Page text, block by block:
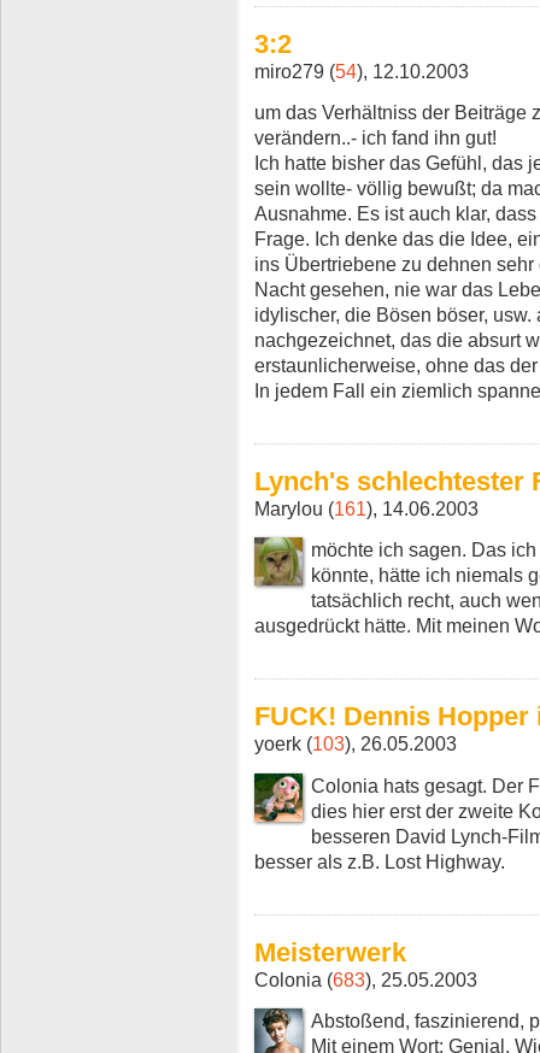
3:2
miro279 (54), 12.10.2003
um das Verhältniss der Beiträge
verändern..- ich fand ihn gut!
Ich hatte bisher das Gefühl, das
sein wollte- völlig bewußt; da
Ausnahme. Es ist auch klar,
Frage. Ich denke das die Idee,
ins Übertriebene zu dehnen
Nacht gesehen, nie war das
idylischer, die Bösen böser,
nachgezeichnet, das die absurt
erstaunlicherweise, ohne das
In jedem Fall ein ziemlich
Lynch's schlechtester
Marylou (161), 14.06.2003
möchte ich sagen. Das
könnte, hätte ich niemals
tatsächlich recht, auch
ausgedrückt hätte. Mit meinen
FUCK! Dennis
yoerk (103), 26.05.2003
Colonia hats gesagt. Der
dies hier erst der zweite
besseren David Lynch-
besser als z.B. Lost Highway.
Meisterwerk
Colonia (683), 25.05.2003
Abstoßend, faszinierend,
Mit einem Wort: Genial.